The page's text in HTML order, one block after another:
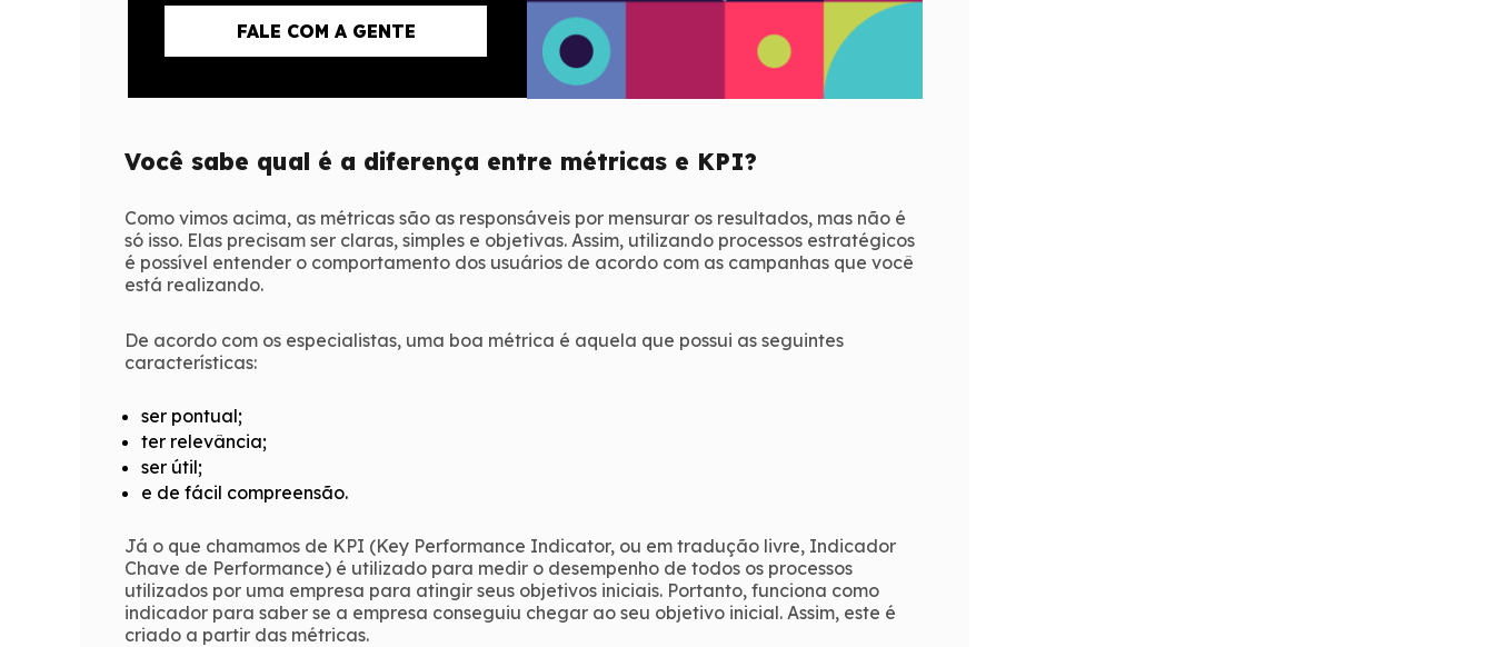
FALE COM A GENTE
Você sabe qual é a diferença entre métricas e KPI?
Como vimos acima, as métricas são as responsáveis por mensurar os resultados, mas não é
só isso. Elas precisam ser claras, simples e objetivas. Assim, utilizando processos estratégicos
é possível entender o comportamento dos usuários de acordo com as campanhas que você
está realizando.
De acordo com os especialistas, uma boa métrica é aquela que possui as seguintes
características:
ser pontual;
ter relevância;
ser útil;
e de fácil compreensão.
Já o que chamamos de KPI (Key Performance Indicator, ou em tradução livre, Indicador
Chave de Performance) é utilizado para medir o desempenho de todos os processos
utilizados por uma empresa para atingir seus objetivos iniciais. Portanto, funciona como
indicador para saber se a empresa conseguiu chegar ao seu objetivo inicial. Assim, este é
criado a partir das métricas.